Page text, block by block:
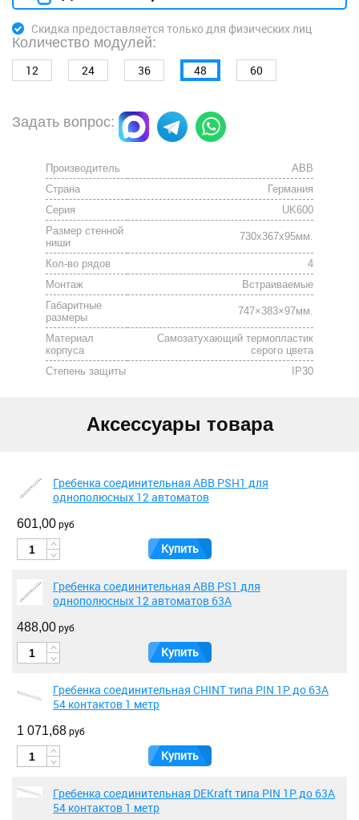
Скидка предоставляется только для физических лиц
Количество модулей:
12 24 36 48 60
Задать вопрос:
Производитель
АВВ
Страна
Германия
Серия
UK600
Размер стенной
ниши
730x367x95мм.
Кол-во рядов
4
Монтаж
Встраиваемые
Габаритные
размеры
747×383×97мм.
Материал
корпуса
Cамозатухающий термопластик
серого цвета
Степень защиты
IP30
Аксессуары товара
Гребенка соединительная ABB PSH1 для
однополюсных 12 автоматов
601,00руб
Купить
Гребенка соединительная ABB PS1 для
однополюсных 12 автоматов 63А
488,00руб
Купить
Гребенка соединительная CHINT типа PIN 1P до 63А
54 контактов 1 метр
1 071,68руб
Купить
Гребенка соединительная DEKraft типа PIN 1P до 63А
54 контактов 1 метр